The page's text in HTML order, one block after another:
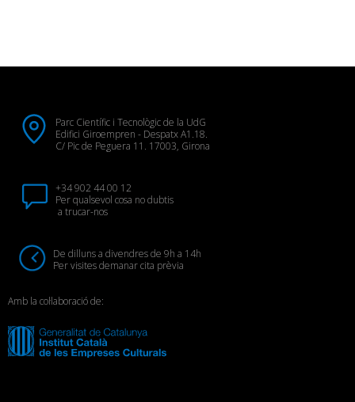
Parc Científic i Tecnològic de la UdG
Edifici Giroempren - Despatx A1.18.
C/ Pic de Peguera 11. 17003, Girona
+34 902 44 00 12
Per qualsevol cosa no dubtis
a trucar-nos
De dilluns a divendres de 9h a 14h
Per visites demanar cita prèvia
Amb la col·laboració de: